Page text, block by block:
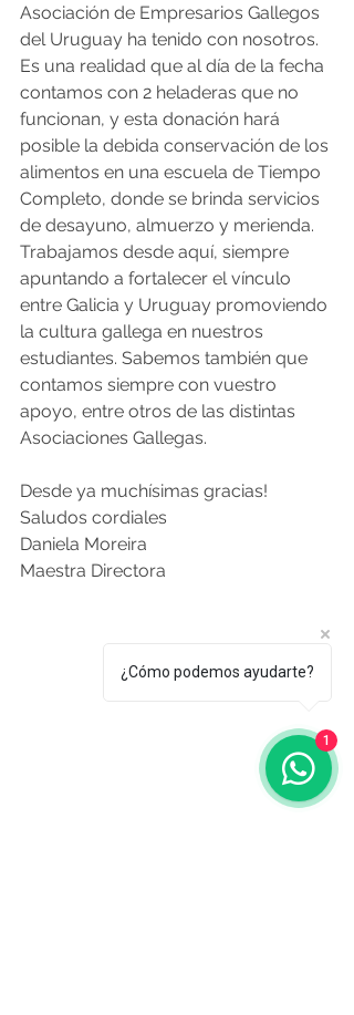
Asociación de Empresarios Gallegos
del Uruguay ha tenido con nosotros.
Es una realidad que al día de la fecha
contamos con 2 heladeras que no
funcionan, y esta donación hará
posible la debida conservación de los
alimentos en una escuela de Tiempo
Completo, donde se brinda servicios
de desayuno, almuerzo y merienda.
Trabajamos desde aquí, siempre
apuntando a fortalecer el vínculo
entre Galicia y Uruguay promoviendo
la cultura gallega en nuestros
estudiantes. Sabemos también que
contamos siempre con vuestro
apoyo, entre otros de las distintas
Asociaciones Gallegas.
Desde ya muchísimas gracias!
Saludos cordiales
Daniela Moreira
Maestra Directora
¿Cómo podemos ayudarte?
1